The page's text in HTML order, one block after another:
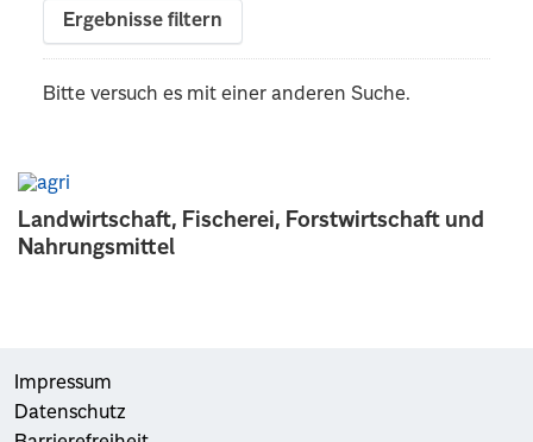
Landwirtschaft, Fischerei, Forstwirtschaft und
Nahrungsmittel
Ergebnisse filtern
Bitte versuch es mit einer anderen Suche.
Impressum
Datenschutz